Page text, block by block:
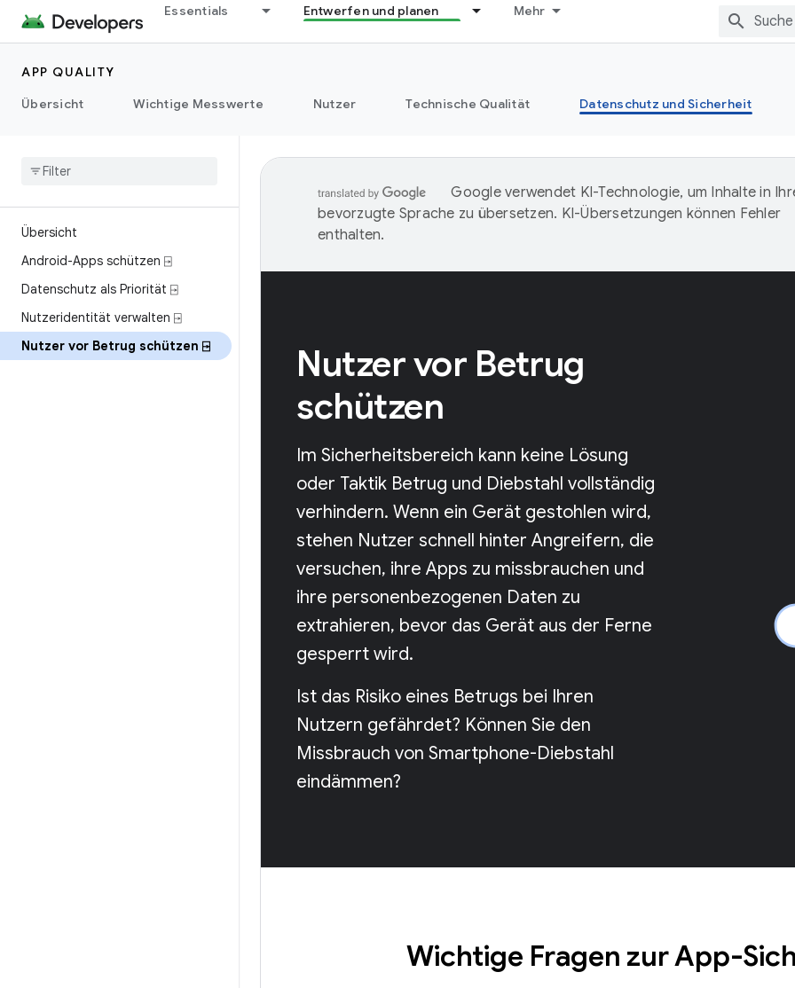
Essentials Entwerfen und planen Mehr
APP QUALITY
Übersicht
Wichtige Messwerte Nutzer Technische Qualität Datenschutz und Sicherheit
Übersicht
Android-Apps schützen ⍈
Datenschutz als Priorität ⍈
Nutzeridentität verwalten ⍈
Nutzer vor Betrug schützen ⍈
Google verwendet KI-Technologie, um Inhalte in
bevorzugte Sprache zu übersetzen. KI-Übersetzungen können Fehler
enthalten.
Nutzer vor Betrug
schützen
Im Sicherheitsbereich kann keine Lösung
oder Taktik Betrug und Diebstahl vollständig
verhindern. Wenn ein Gerät gestohlen wird,
stehen Nutzer schnell hinter Angreifern, die
versuchen, ihre Apps zu missbrauchen und
ihre personenbezogenen Daten zu
extrahieren, bevor das Gerät aus der Ferne
gesperrt wird.
Ist das Risiko eines Betrugs bei Ihren
Nutzern gefährdet? Können Sie den
Missbrauch von Smartphone-Diebstahl
eindämmen?
Wichtige Fragen zur App-